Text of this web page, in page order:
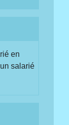
en
salarié